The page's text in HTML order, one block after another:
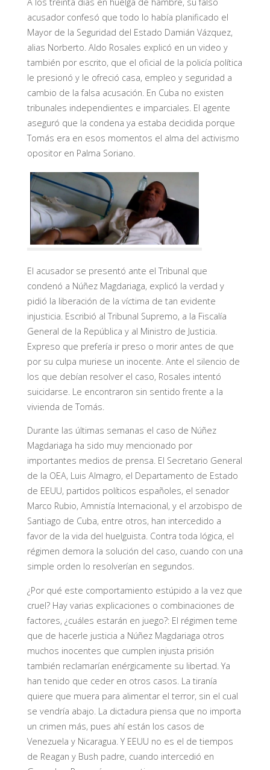
acusador confesó que todo lo había planificado el
Mayor de la Seguridad del Estado Damián Vázquez,
alias Norberto. Aldo Rosales explicó en un video y
también por escrito, que el oficial de la policía política
le presionó y le ofreció casa, empleo y seguridad a
cambio de la falsa acusación. En Cuba no existen
tribunales independientes e imparciales. El agente
aseguró que la condena ya estaba decidida porque
Tomás era en esos momentos el alma del activismo
opositor en Palma Soriano.
El acusador se presentó ante el Tribunal que
condenó a Núñez Magdariaga, explicó la verdad y
pidió la liberación de la víctima de tan evidente
injusticia. Escribió al Tribunal Supremo, a la Fiscalía
General de la República y al Ministro de Justicia.
Expreso que prefería ir preso o morir antes de que
por su culpa muriese un inocente. Ante el silencio de
los que debían resolver el caso, Rosales intentó
suicidarse. Le encontraron sin sentido frente a la
vivienda de Tomás.
Durante las últimas semanas el caso de Núñez
Magdariaga ha sido muy mencionado por
importantes medios de prensa. El Secretario General
de la OEA, Luis Almagro, el Departamento de Estado
de EEUU, partidos políticos españoles, el senador
Marco Rubio, Amnistía Internacional, y el arzobispo de
Santiago de Cuba, entre otros, han intercedido a
favor de la vida del huelguista. Contra toda lógica, el
régimen demora la solución del caso, cuando con una
simple orden lo resolverían en segundos.
¿Por qué este comportamiento estúpido a la vez que
cruel? Hay varias explicaciones o combinaciones de
factores, ¿cuáles estarán en juego?: El régimen teme
que de hacerle justicia a Núñez Magdariaga otros
muchos inocentes que cumplen injusta prisión
también reclamarían enérgicamente su libertad. Ya
han tenido que ceder en otros casos. La tiranía
quiere que muera para alimentar el terror, sin el cual
se vendría abajo. La dictadura piensa que no importa
un crimen más, pues ahí están los casos de
Venezuela y Nicaragua. Y EEUU no es el de tiempos
de Reagan y Bush padre, cuando intercedió en